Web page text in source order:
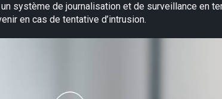
système de journalisation et de surveillance en
en cas de tentative d’intrusion.